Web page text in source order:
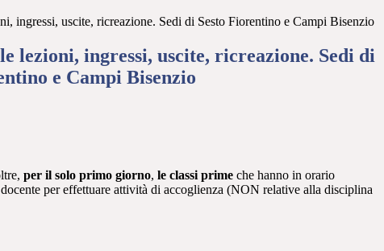
ingressi, uscite, ricreazione. Sedi di Sesto Fiorentino e Campi Bisenzio
lezioni, ingressi, uscite, ricreazione. Sedi di
e Campi Bisenzio
per il solo primo giorno, le classi prime che hanno in orario
per effettuare attività di accoglienza (NON relative alla disciplina